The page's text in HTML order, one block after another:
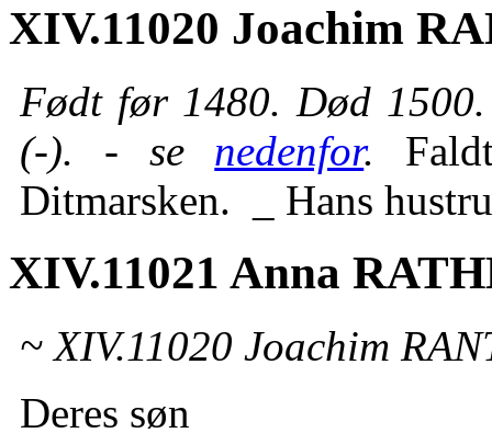
XIV.11020 Joachim
Født før 1480. Død
(-). - se nedenfor.
Ditmarsken. _ Hans
XIV.11021 Anna
~ XIV.11020 Joachim
Deres søn